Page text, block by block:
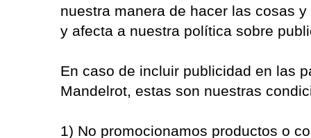
nuestra manera de hacer las cosas
y afecta a nuestra política sobre
En caso de incluir publicidad en las
Mandelrot, estas son nuestras
1) No promocionamos productos o